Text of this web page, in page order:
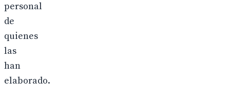
personal
de
quienes
las
han
elaborado.